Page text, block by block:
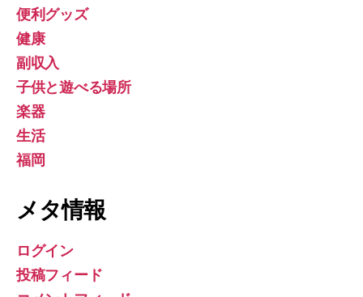
便利グッズ
健康
副収入
子供と遊べる場所
楽器
生活
福岡
メタ情報
ログイン
投稿フィード